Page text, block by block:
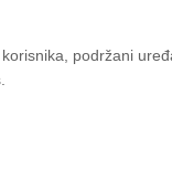
podržani